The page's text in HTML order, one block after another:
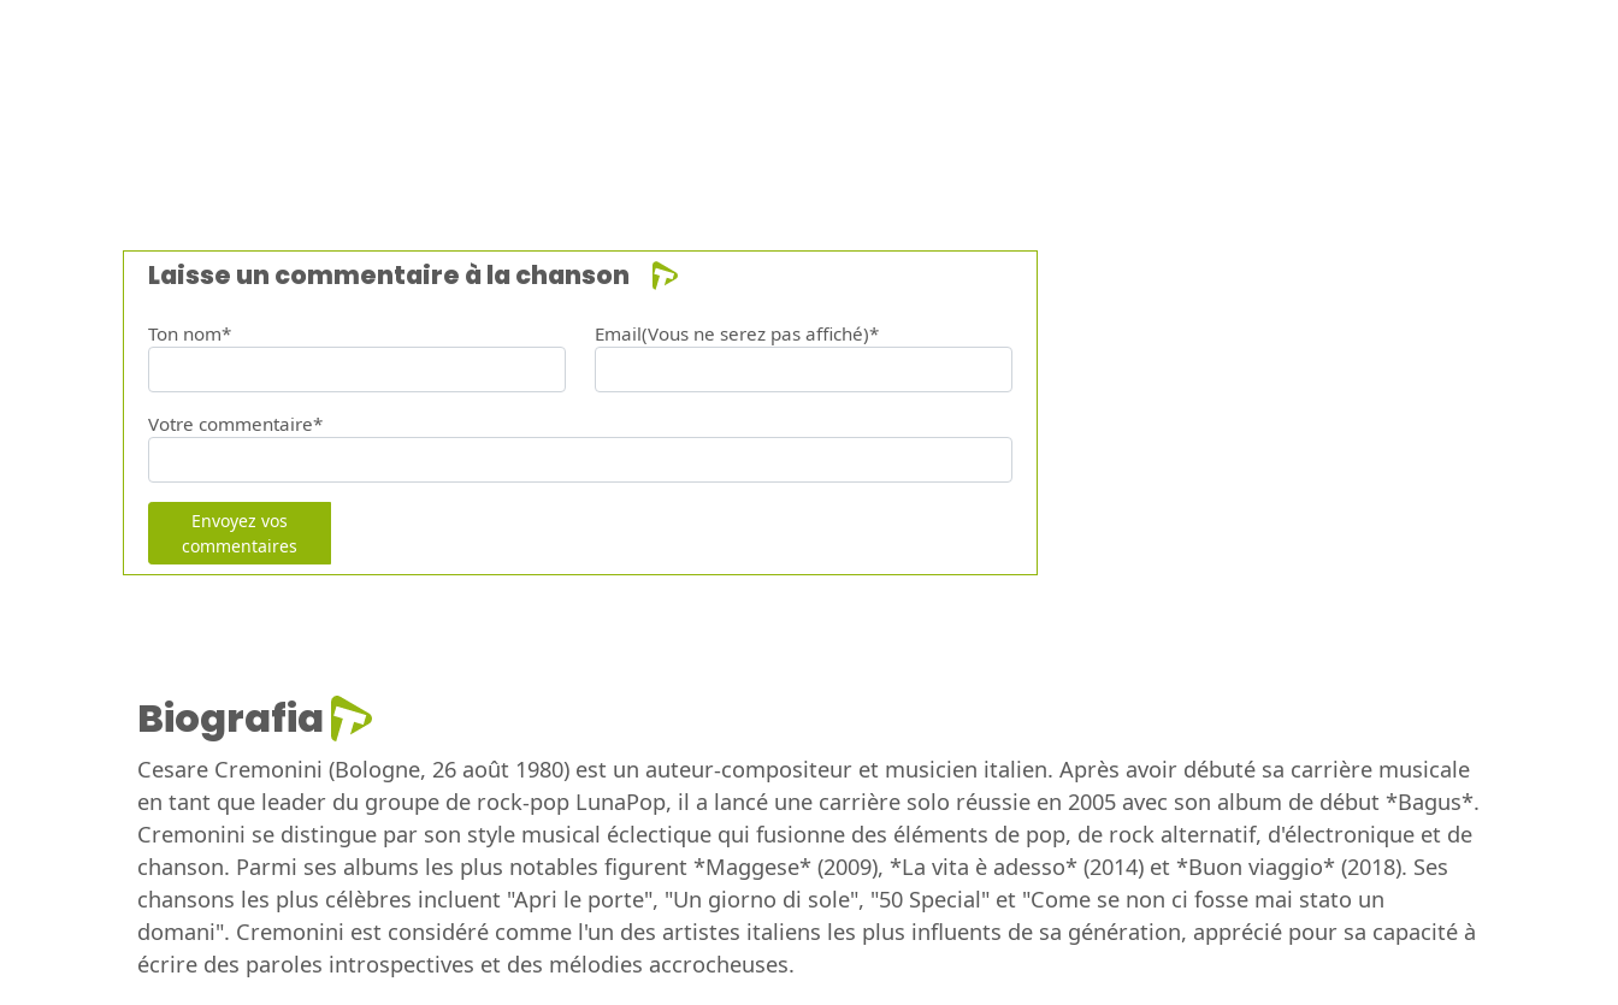
Laisse un commentaire à la chanson
Ton nom* Email(Vous ne serez pas affiché)*
Votre commentaire*
Envoyez vos
commentaires
Biografia
Cesare Cremonini (Bologne, 26 août 1980) est un auteur-compositeur et musicien italien. Après avoir débuté sa carrière musicale
en tant que leader du groupe de rock-pop LunaPop, il a lancé une carrière solo réussie en 2005 avec son album de début *Bagus*.
Cremonini se distingue par son style musical éclectique qui fusionne des éléments de pop, de rock alternatif, d'électronique et de
chanson. Parmi ses albums les plus notables figurent *Maggese* (2009), *La vita è adesso* (2014) et *Buon viaggio* (2018). Ses
chansons les plus célèbres incluent "Apri le porte", "Un giorno di sole", "50 Special" et "Come se non ci fosse mai stato un
domani". Cremonini est considéré comme l'un des artistes italiens les plus influents de sa génération, apprécié pour sa capacité à
écrire des paroles introspectives et des mélodies accrocheuses.